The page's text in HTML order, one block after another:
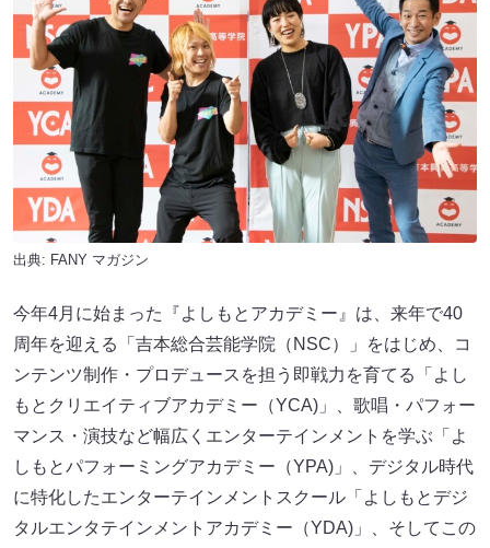
出典: FANY マガジン
今年4月に始まった『よしもとアカデミー』は、来年で40
周年を迎える「吉本総合芸能学院（NSC）」をはじめ、コ
ンテンツ制作・プロデュースを担う即戦力を育てる「よし
もとクリエイティブアカデミー（YCA)」、歌唱・パフォー
マンス・演技など幅広くエンターテインメントを学ぶ「よ
しもとパフォーミングアカデミー（YPA)」、デジタル時代
に特化したエンターテインメントスクール「よしもとデジ
タルエンタテインメントアカデミー（YDA)」、そしてこの